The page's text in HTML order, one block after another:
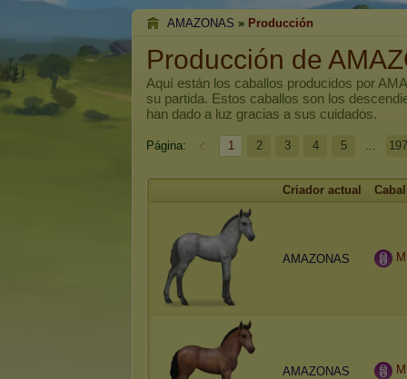
AMAZONAS » Producción
Producción de
Aquí están los caballos producidos por
su partida. Estos caballos son los
han dado a luz gracias a sus cuidados.
Página: 1 2 3 4 5 ...
Criador actual
AMAZONAS
AMAZONAS